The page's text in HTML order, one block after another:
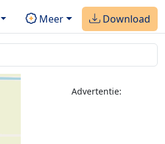
Meer Download
Advertentie: